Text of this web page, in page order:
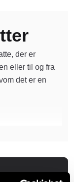
der er
eller til og fra
det er en